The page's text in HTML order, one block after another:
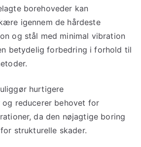
borehoveder kan
igennem de hårdeste
og stål med minimal vibration
betydelig forbedring i forhold til
hurtigere
reducerer behovet for
da den nøjagtige boring
strukturelle skader.